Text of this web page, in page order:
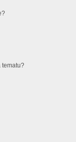
tematu?